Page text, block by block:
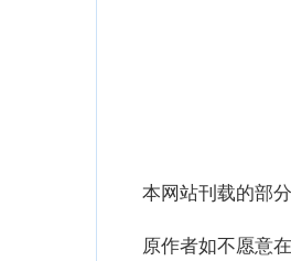
本网站刊载的部
原作者如不愿意